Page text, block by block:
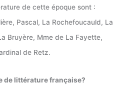
de cette époque sont :
Pascal, La Rochefoucauld, La
Bruyère, Mme de La Fayette,
de Retz.
de littérature française?